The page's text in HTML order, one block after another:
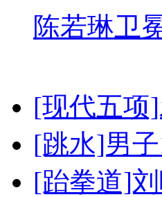
陈若琳卫
[现代五项
[跳水]男
[跆拳道]